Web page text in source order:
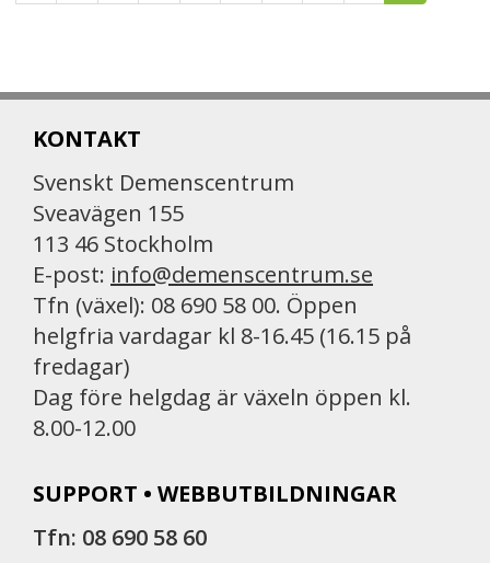
KONTAKT
Svenskt Demenscentrum
Sveavägen 155
113 46 Stockholm
E-post: info@demenscentrum.se
Tfn (växel): 08 690 58 00. Öppen
helgfria vardagar kl 8-16.45 (16.15 på
fredagar)
Dag före helgdag är växeln öppen kl.
8.00-12.00
SUPPORT • WEBBUTBILDNINGAR
Tfn: 08 690 58 60